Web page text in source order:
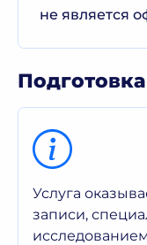
не является
Подготовка
Услуга
записи,